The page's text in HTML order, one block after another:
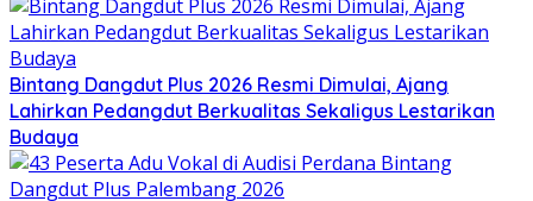
Bintang Dangdut Plus 2026 Resmi Dimulai, Ajang
Lahirkan Pedangdut Berkualitas Sekaligus Lestarikan
Budaya